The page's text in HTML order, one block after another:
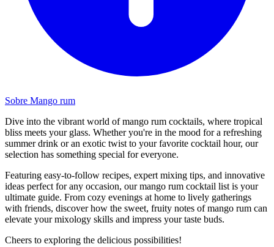
Sobre Mango rum
Dive into the vibrant world of mango rum cocktails, where tropical
bliss meets your glass. Whether you're in the mood for a refreshing
summer drink or an exotic twist to your favorite cocktail hour, our
selection has something special for everyone.
Featuring easy-to-follow recipes, expert mixing tips, and innovative
ideas perfect for any occasion, our mango rum cocktail list is your
ultimate guide. From cozy evenings at home to lively gatherings
with friends, discover how the sweet, fruity notes of mango rum can
elevate your mixology skills and impress your taste buds.
Cheers to exploring the delicious possibilities!